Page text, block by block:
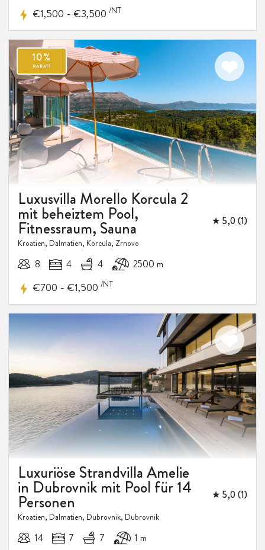
€1,500 - €3,500 /NT
10%
RABATT
Luxusvilla Morello Korcula 2
mit beheiztem Pool,
Fitnessraum, Sauna ★ 5,0 (1)
Kroatien, Dalmatien, Korcula, Zrnovo
8 4 4 2500 m
€700 - €1,500 /NT
Luxuriöse Strandvilla Amelie
in Dubrovnik mit Pool für 14
Personen ★ 5,0 (1)
Kroatien, Dalmatien, Dubrovnik, Dubrovnik
14 7 7 1 m